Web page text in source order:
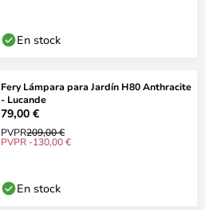
En stock
Fery Lámpara para Jardín H80 Anthracite
- Lucande
79,00 €
PVPR209,00 €
PVPR -130,00 €
En stock